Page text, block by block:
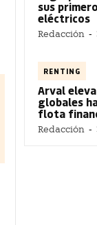
sus
eléctricos
Redacción -
RENTING
Arval
globales
flota
Redacción -